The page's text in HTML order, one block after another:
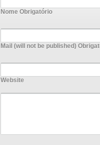
Nome Obrigatório
Mail (will not be published)
Website